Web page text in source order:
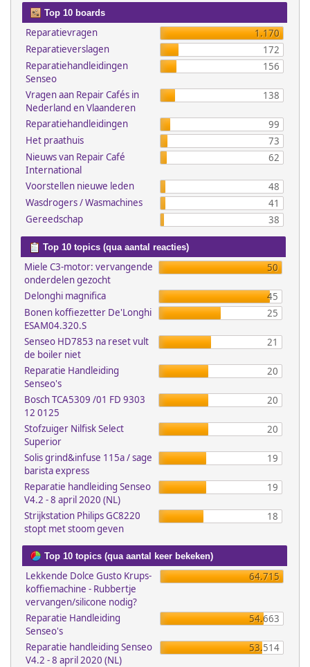
Top 10 boards
Reparatievragen
1.170
Reparatieverslagen
172
Reparatiehandleidingen
Senseo
156
Vragen aan Repair Cafés in
Nederland en Vlaanderen
138
Reparatiehandleidingen
99
Het praathuis
73
Nieuws van Repair Café
International
62
Voorstellen nieuwe leden
48
Wasdrogers / Wasmachines
41
Gereedschap
38
Top 10 topics (qua aantal reacties)
Miele C3-motor: vervangende
onderdelen gezocht
50
Delonghi magnifica
45
Bonen koffiezetter De'Longhi
ESAM04.320.S
25
Senseo HD7853 na reset vult
de boiler niet
21
Reparatie Handleiding
Senseo's
20
Bosch TCA5309 /01 FD 9303
12 0125
20
Stofzuiger Nilfisk Select
Superior
20
Solis grind&infuse 115a / sage
barista express
19
Reparatie handleiding Senseo
V4.2 - 8 april 2020 (NL)
19
Strijkstation Philips GC8220
stopt met stoom geven
18
Top 10 topics (qua aantal keer bekeken)
Lekkende Dolce Gusto Krups-
koffiemachine - Rubbertje
vervangen/silicone nodig?
64.715
Reparatie Handleiding
Senseo's
54.663
Reparatie handleiding Senseo
V4.2 - 8 april 2020 (NL)
53.514